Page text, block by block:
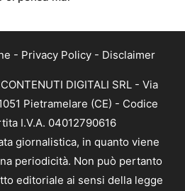
- Privacy Policy - Disclaimer
DIGITALI SRL - Via
Pietramelare (CE) - Codice
I.V.A. 04012790616
giornalistica, in quanto viene
periodicità. Non può pertanto
editoriale ai sensi della legge